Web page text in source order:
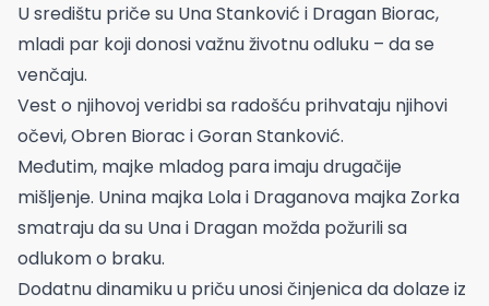
U središtu priče su Una Stanković i Dragan Biorac,
mladi par koji donosi važnu životnu odluku – da se
venčaju.
Vest o njihovoj veridbi sa radošću prihvataju njihovi
očevi, Obren Biorac i Goran Stanković.
Međutim, majke mladog para imaju drugačije
mišljenje. Unina majka Lola i Draganova majka Zorka
smatraju da su Una i Dragan možda požurili sa
odlukom o braku.
Dodatnu dinamiku u priču unosi činjenica da dolaze iz